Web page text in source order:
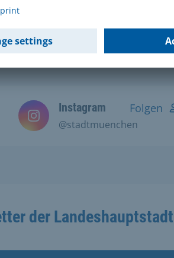
Kanälen:
Instagram
@stadtmuenchen
Folgen
der